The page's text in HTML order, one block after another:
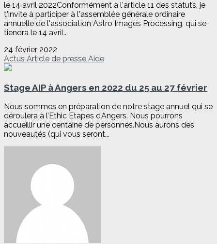
le 14 avril 2022Conformément à l'article 11 des statuts, je
t'invite à participer à l'assemblée générale ordinaire
annuelle de l'association Astro Images Processing, qui se
tiendra le 14 avril...
24 février 2022
Actus Article de presse Aide
Stage AIP à Angers en 2022 du 25 au 27 février
Nous sommes en préparation de notre stage annuel qui se
déroulera à l’Ethic Etapes d’Angers. Nous pourrons
accueillir une centaine de personnes.Nous aurons des
nouveautés (qui vous seront...